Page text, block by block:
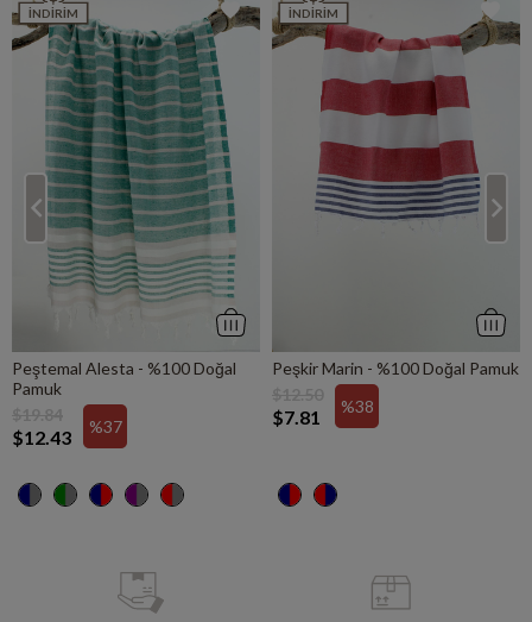
Peştemal Alesta - %100 Doğal
Pamuk
$12.43 %37
İNDIRIM
Peşkir Marin - %100 Doğal Pamuk
$7.81 %38
İNDIRIM